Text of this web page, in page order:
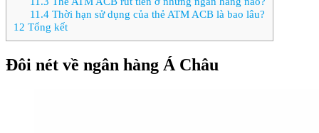
11.4Thời hạn sử dụng của thẻ ATM ACB là bao lâu?
12 Tổng kết
Đôi nét về ngân hàng Á Châu